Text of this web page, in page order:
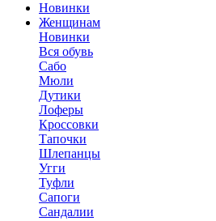
Новинки
Женщинам
Новинки
Вся обувь
Сабо
Мюли
Дутики
Лоферы
Кроссовки
Тапочки
Шлепанцы
Угги
Туфли
Сапоги
Сандалии